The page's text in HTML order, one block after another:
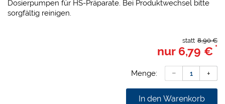
Dosierpumpen für HS-Präparate. Bei Produktwechsel bitte
sorgfältig reinigen.
8,90 €
statt
nur 6,79 € *
Menge:
In den Warenkorb